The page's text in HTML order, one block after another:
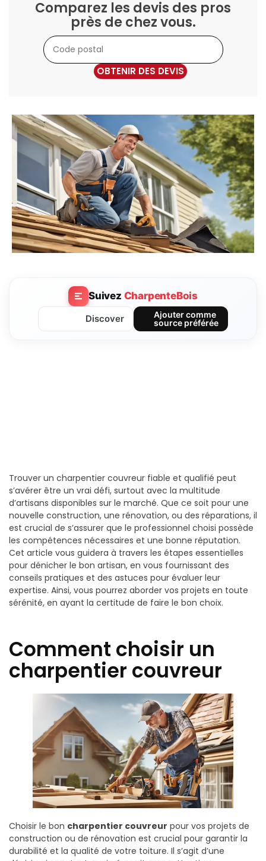
Comparez les devis des pros
près de chez vous.
OBTENIR DES DEVIS
Suivez CharpenteBois
Discover
Ajouter comme
source préférée
Trouver un charpentier couvreur fiable et qualifié peut
s’avérer être un vrai défi, surtout avec la multitude
d’artisans disponibles sur le marché. Que ce soit pour une
nouvelle construction, une rénovation, ou des réparations, il
est crucial de s’assurer que le professionnel choisi possède
les compétences nécessaires et une bonne réputation.
Cet article vous guidera à travers les étapes essentielles
pour dénicher le bon artisan, en vous fournissant des
conseils pratiques et des astuces pour évaluer leur
expertise. Ainsi, vous pourrez aborder vos projets en toute
sérénité, en ayant la certitude de faire le bon choix.
Comment choisir un
charpentier couvreur
Choisir le bon charpentier couvreur pour vos projets de
construction ou de rénovation est crucial pour garantir la
durabilité et la qualité de votre toiture. Il s’agit d’une